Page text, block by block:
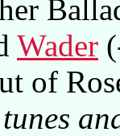
Wader
of